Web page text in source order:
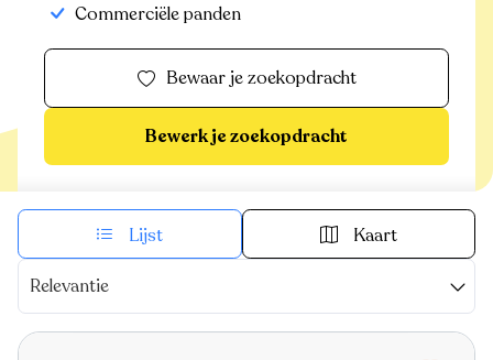
Commerciële panden
Bewaar je zoekopdracht
Bewerk je zoekopdracht
Lijst Kaart
Relevantie